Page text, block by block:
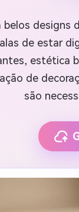
de estar
estética
de
são